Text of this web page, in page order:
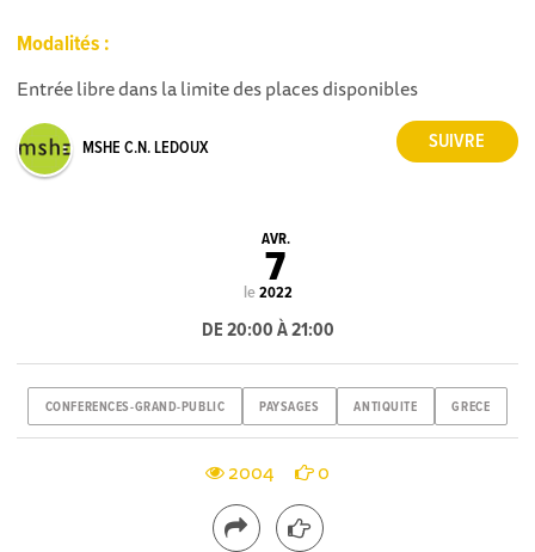
Modalités :
Entrée libre dans la limite des places disponibles
MSHE C.N. LEDOUX
le
AVR.
7
2022
DE 20:00 À 21:00
CONFERENCES-GRAND-PUBLIC PAYSAGES ANTIQUITE GRECE
2004 0